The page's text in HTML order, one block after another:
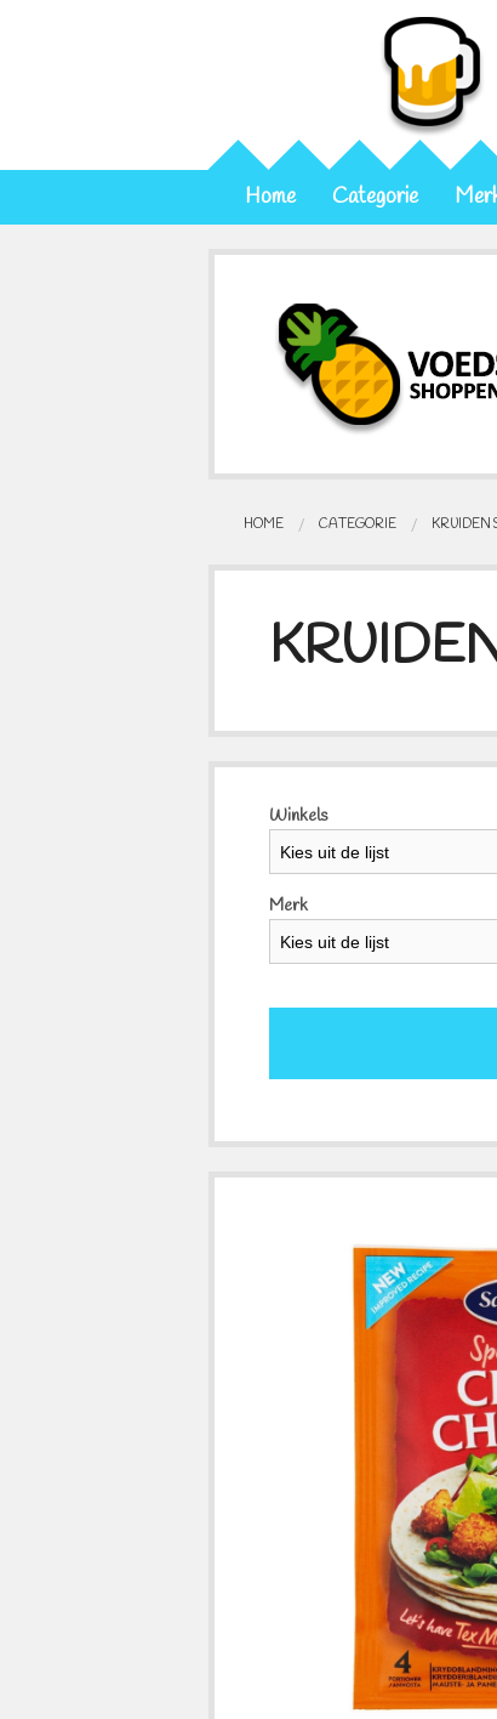
Home Categorie
HOME CATEGORIE KRUIDEN
Winkels
Merk